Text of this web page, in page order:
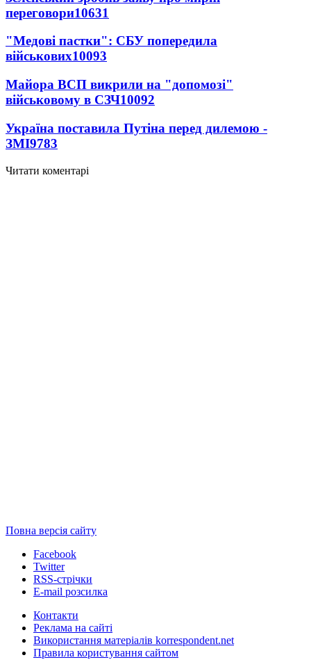
переговори10631
"Медові пастки": СБУ попередила
військових10093
Майора ВСП викрили на "допомозі"
військовому в СЗЧ10092
Україна поставила Путіна перед дилемою -
ЗМІ9783
Читати коментарі
Повна версія сайту
Facebook
Twitter
RSS-стрічки
E-mail розсилка
Контакти
Реклама на сайті
Використання матеріалів korrespondent.net
Правила користування сайтом